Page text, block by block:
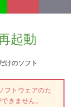
起動
けのソフト
フトウェアのた
きません。